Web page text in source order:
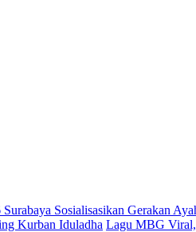
Sosialisasikan Gerakan
Kurban Iduladha Lagu MBG Viral,